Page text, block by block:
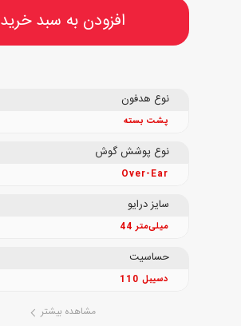
افزودن به سبد خرید
نوع هدفون
پشت بسته
نوع پوشش گوش
Over-Ear
سایز درایو
44 میلی‌متر
حساسیت
110 دسیبل
مشاهده بیشتر